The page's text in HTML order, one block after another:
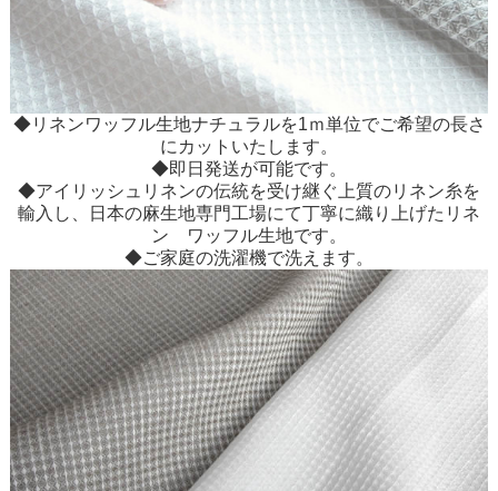
◆リネンワッフル生地ナチュラルを1ｍ単位でご希望の長さ
にカットいたします。
◆即日発送が可能です。
◆アイリッシュリネンの伝統を受け継ぐ上質のリネン糸を
輸入し、日本の麻生地専門工場にて丁寧に織り上げたリネ
ン ワッフル生地です。
◆ご家庭の洗濯機で洗えます。